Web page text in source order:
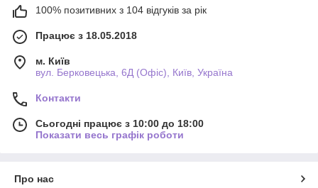
100% позитивних з 104 відгуків за рік
Працює з 18.05.2018
м. Київ
вул. Берковецька, 6Д (Офіс), Київ, Україна
Контакти
Сьогодні працює з 10:00 до 18:00
Показати весь графік роботи
Про нас